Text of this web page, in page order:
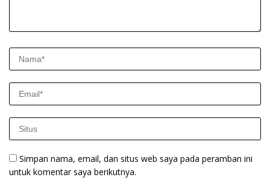
Simpan nama, email, dan situs web saya pada peramban ini
untuk komentar saya berikutnya.